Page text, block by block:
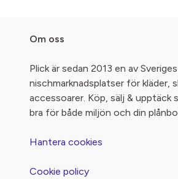
Om oss
Plick är sedan 2013 en av
nischmarknadsplatser för kläder,
accessoarer. Köp, sälj & upptäck
bra för både miljön och din
Hantera cookies
Cookie policy